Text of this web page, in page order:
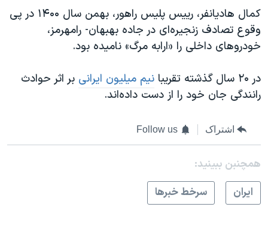
کمال هادیانفر، رییس پلیس راهور، بهمن‌ سال ۱۴۰۰ در پی
وقوع تصادف زنجیره‌ای در جاده بهبهان- رامهرمز،
خودروهای داخلی را «ارابه مرگ» نامیده بود.
در ۲۰ سال گذشته تقریبا
نیم میلیون ایرانی بر اثر حوادث
رانندگی جان خود را از دست داده‌اند.
اشتراک Follow us
همچنبن ببینید:
ايران
سرخط خبرها